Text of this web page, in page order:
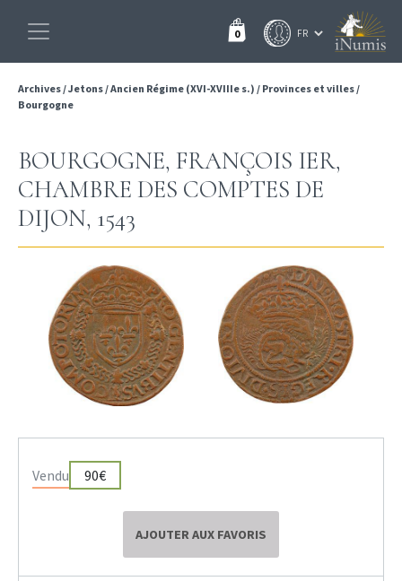
0
Archives/Jetons/Ancien Régime (XVI-XVIIIe s.) / Provinces et villes/
Bourgogne
BOURGOGNE, FRANÇOIS IER,
CHAMBRE DES COMPTES DE
DIJON, 1543
Vendu 90€
AJOUTER AUX FAVORIS